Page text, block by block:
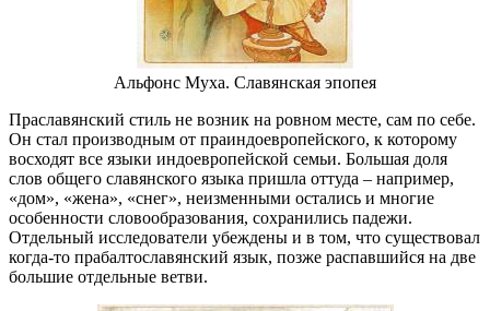
Альфонс Муха. Славянская эпопея
Праславянский стиль не возник на ровном месте, сам по себе.
Он стал производным от праиндоевропейского, к которому
восходят все языки индоевропейской семьи. Большая доля
слов общего славянского языка пришла оттуда – например,
«дом», «жена», «снег», неизменными остались и многие
особенности словообразования, сохранились падежи.
Отдельный исследователи убеждены и в том, что существовал
когда-то прабалтославянский язык, позже распавшийся на две
большие отдельные ветви.